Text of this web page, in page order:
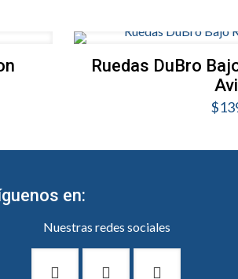
Ruedas DuBro
$
en:
Nuestras redes sociales